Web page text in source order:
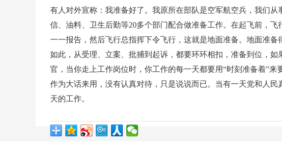
有人对外宣称：我准备好了。我原所在部队是空军航空兵，我们
信、油料、卫生后勤等20多个部门配合做准备工作。在起飞前，
一一报告，然后飞行总指挥下令飞行，这就是地面准备。地面准
如此，从受理、立案、批捕到起诉，都要环环相扣，准备到位，
官，当你走上工作岗位时，你工作的每一天都要用“时刻准备着”
作为大话来用，没有认真对待，只是说说而已。当有一天党和人
天的工作。